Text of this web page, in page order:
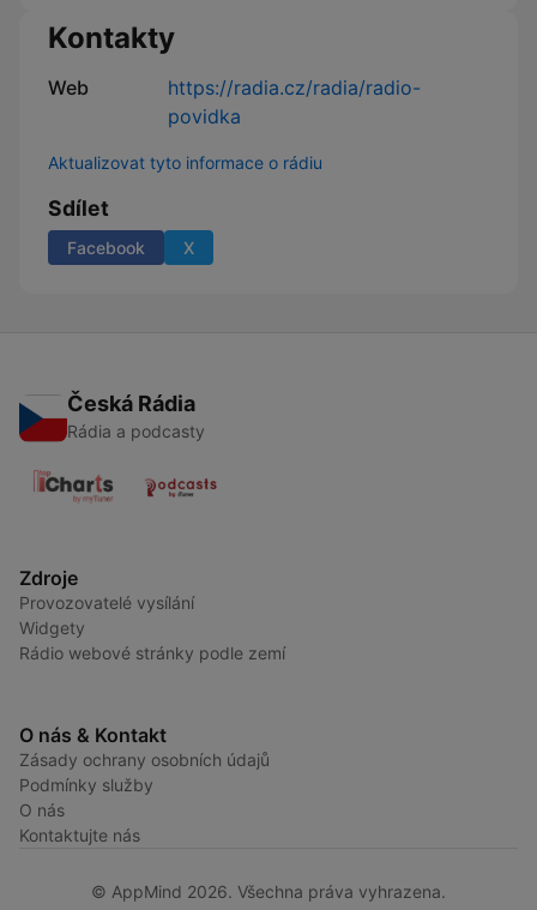
Kontakty
Web
https://radia.cz/radia/radio-
povidka
Aktualizovat tyto informace o rádiu
Sdílet
Facebook X
Česká Rádia
Rádia a podcasty
Zdroje
Provozovatelé vysílání
Widgety
Rádio webové stránky podle zemí
O nás & Kontakt
Zásady ochrany osobních údajů
Podmínky služby
O nás
Kontaktujte nás
© AppMind 2026. Všechna práva vyhrazena.